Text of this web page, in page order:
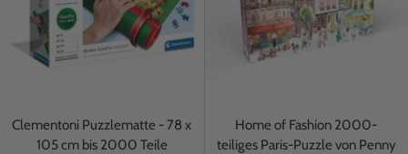
Clementoni Puzzlematte - 78 x
105 cm bis 2000 Teile
Home of Fashion 2000-
teiliges Paris-Puzzle von Penny